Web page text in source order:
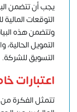
يجب أن تتضمن
التوقعات المالية
وتتضمن هذه
التمويل
التسويق للشركة.
اعتبارات